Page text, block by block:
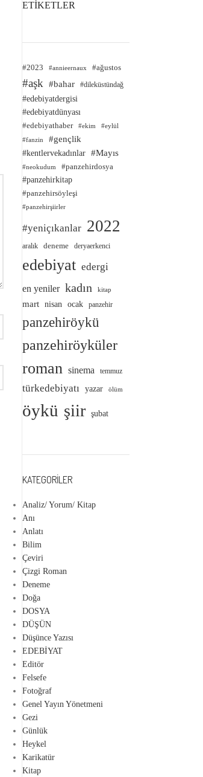
ETİKETLER
#2023 #annieernaux #ağustos
#aşk #bahar #dileküstündağ
#edebiyatdergisi
#edebiyatdünyası
#edebiyathaber #ekim #eylül
#fanzin
#gençlik
#kentlervekadınlar #Mayıs
#neokudum
#panzehirdosya
#panzehirkitap
#panzehirsöyleşi
#panzehirşiirler
#yeniçıkanlar 2022
aralık deneme deryaerkenci
edebiyat edergi
en yeniler kadın kitap
mart nisan ocak panzehir
panzehiröykü
panzehiröyküler
roman sinema temmuz
türkedebiyatı yazar ölüm
öykü şiir şubat
KATEGORILER
Analiz/ Yorum/ Kitap
Anı
Anlatı
Bilim
Çeviri
Çizgi Roman
Deneme
Doğa
DOSYA
DÜŞÜN
Düşünce Yazısı
EDEBİYAT
Editör
Felsefe
Fotoğraf
Genel Yayın Yönetmeni
Gezi
Günlük
Heykel
Karikatür
Kitap